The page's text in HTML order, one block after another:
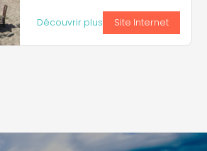
Découvrir plus Site Internet